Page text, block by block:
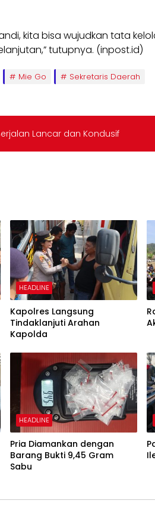
kita bisa wujudkan tata
tutupnya. (inpost.id)
Mie Go
Sekretaris Daerah
Lancar dan Kondusif
HEADLINE
Kapolres Langsung
Tindaklanjuti Arahan
Kapolda
HEADLINE
Pria Diamankan dengan
Barang Bukti 9,45 Gram
Sabu